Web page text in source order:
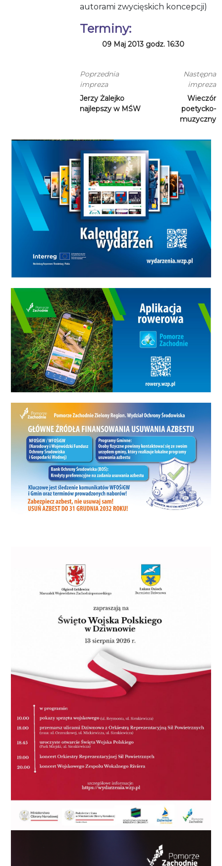
autorami zwycięskich koncepcji)
Terminy:
09 Maj 2013 godz. 16:30
Poprzednia
impreza
Jerzy Żalejko
najlepszy w MŚW
Następna
impreza
Wieczór
poetycko-
muzyczny